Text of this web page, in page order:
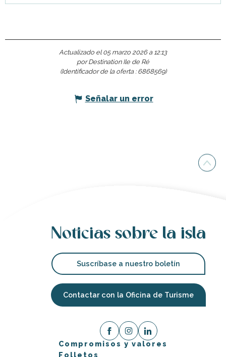
Actualizado el 05 marzo 2026 a 12:13
por Destination Ile de Ré
(Identificador de la oferta : 6868569)
Señalar un error
Noticias sobre la isla
Suscríbase a nuestro boletín
Contactar con la Oficina de Turisme
Compromisos y valores
Folletos